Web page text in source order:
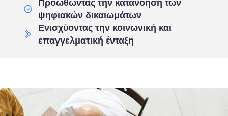
ψηφιακών δικαιωμάτων
Ενισχύοντας την κοινωνική και
επαγγελματική ένταξη